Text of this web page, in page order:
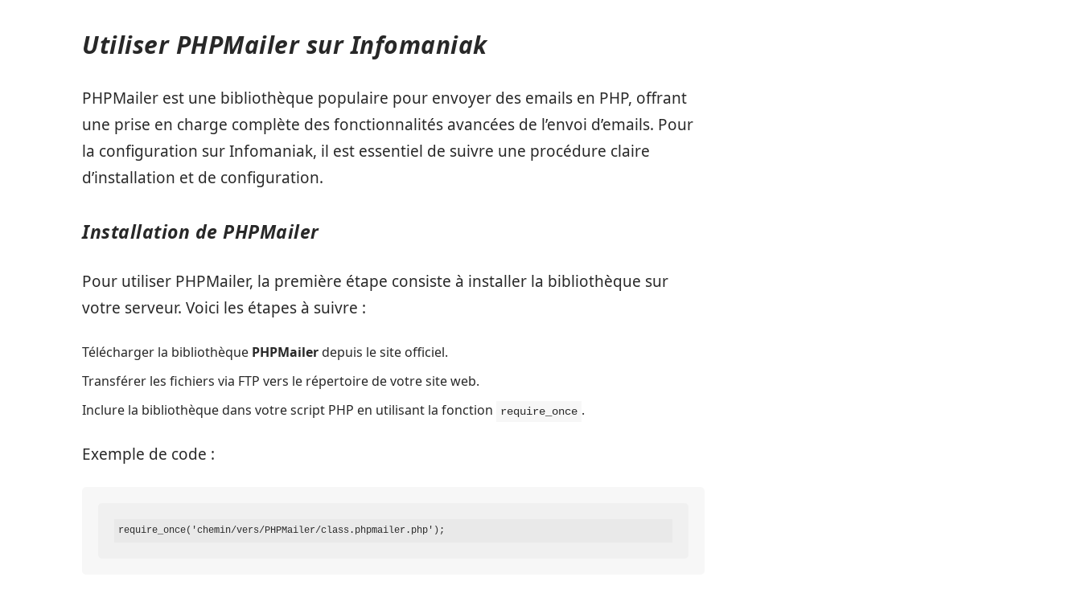
Utiliser PHPMailer sur Infomaniak
PHPMailer est une bibliothèque populaire pour envoyer des emails en PHP, offrant
une prise en charge complète des fonctionnalités avancées de l’envoi d’emails. Pour
la configuration sur Infomaniak, il est essentiel de suivre une procédure claire
d’installation et de configuration.
Installation de PHPMailer
Pour utiliser PHPMailer, la première étape consiste à installer la bibliothèque sur
votre serveur. Voici les étapes à suivre :
Télécharger la bibliothèque PHPMailerdepuis le site officiel.
Transférer les fichiers via FTP vers le répertoire de votre site web.
Inclure la bibliothèque dans votre script PHP en utilisant la fonction
require_once .
Exemple de code :
require_once('chemin/vers/PHPMailer/class.phpmailer.php');